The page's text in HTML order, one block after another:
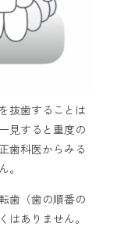
抜歯することは
見すると重度の
歯科医からみる
。
歯（歯の順番の
はありません。